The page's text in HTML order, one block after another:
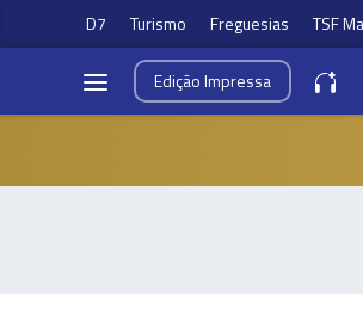
D7 Turismo Freguesias TSF
EdiçãoImpressa